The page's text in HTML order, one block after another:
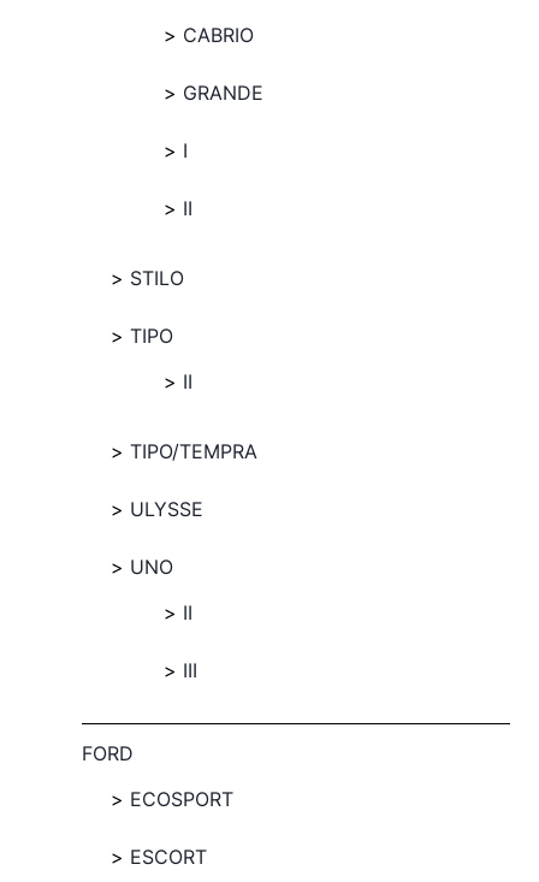
CABRIO
GRANDE
I
II
STILO
TIPO
II
TIPO/TEMPRA
ULYSSE
UNO
II
III
FORD
ECOSPORT
ESCORT